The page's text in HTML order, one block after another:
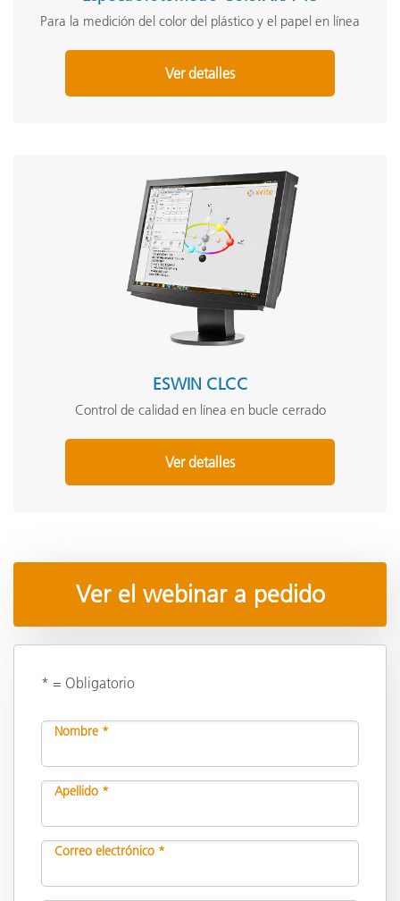
Para la medición del color del plástico y el papel en línea
Ver detalles
ESWIN CLCC
Control de calidad en línea en bucle cerrado
Ver detalles
Ver el webinar a pedido
* = Obligatorio
Nombre *
Apellido *
Correo electrónico *